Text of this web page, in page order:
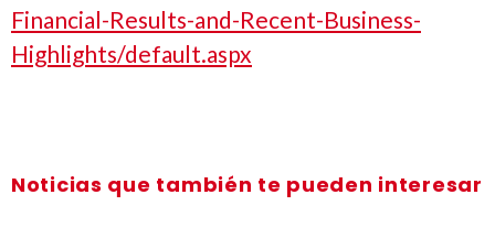
Financial-Results-and-Recent-Business-
Highlights/default.aspx
Noticias que también te pueden interesar